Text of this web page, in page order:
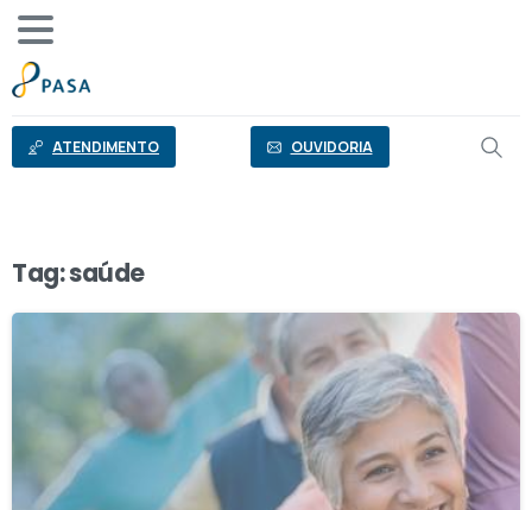
conteúdo
ATENDIMENTO OUVIDORIA
Tag:saúde
0